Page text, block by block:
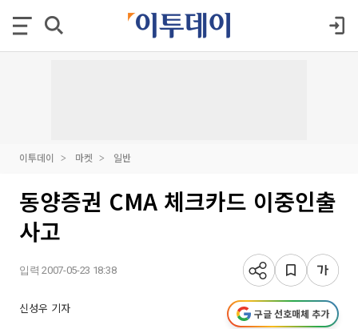
이투데이 마켓 일반
동양증권 CMA 체크카드 이중인출
사고
입력 2007-05-23 18:38
신성우 기자 구글 선호매체 추가